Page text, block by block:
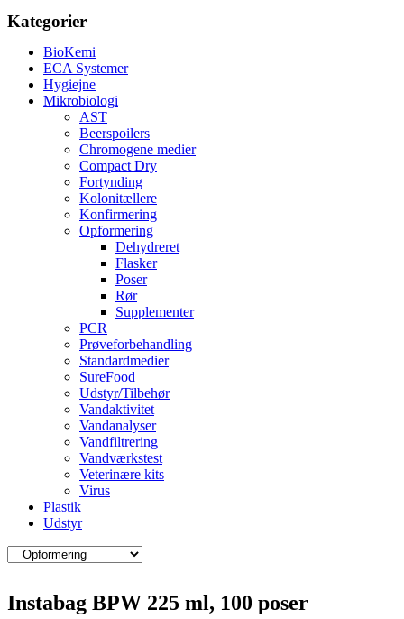
Kategorier
BioKemi
ECA Systemer
Hygiejne
Mikrobiologi
AST
Beerspoilers
Chromogene medier
Compact Dry
Fortynding
Kolonitællere
Konfirmering
Opformering
Dehydreret
Flasker
Poser
Rør
Supplementer
PCR
Prøveforbehandling
Standardmedier
SureFood
Udstyr/Tilbehør
Vandaktivitet
Vandanalyser
Vandfiltrering
Vandværkstest
Veterinære kits
Virus
Plastik
Udstyr
Instabag BPW 225 ml, 100 poser